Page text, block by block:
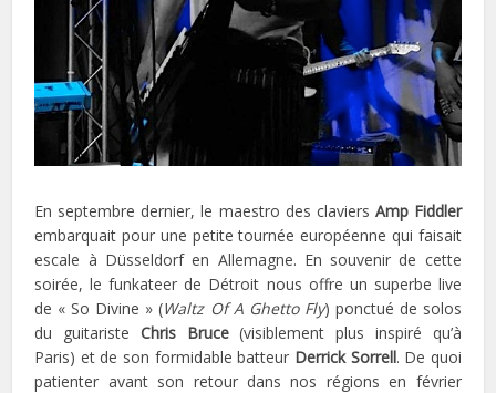
En septembre dernier, le maestro des claviers Amp Fiddler
embarquait pour une petite tournée européenne qui faisait
escale à Düsseldorf en Allemagne. En souvenir de cette
soirée, le funkateer de Détroit nous offre un superbe live
de « So Divine » (Waltz Of A Ghetto Fly) ponctué de solos
du guitariste Chris Bruce(visiblement plus inspiré qu’à
Paris) et de son formidable batteur Derrick Sorrell. De quoi
patienter avant son retour dans nos régions en février